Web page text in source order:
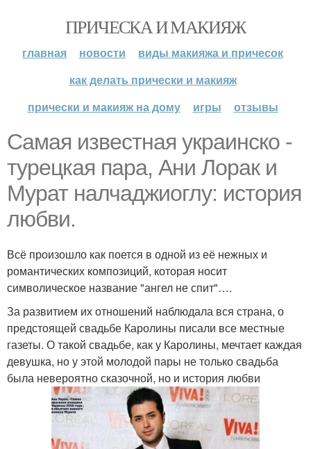
ПРИЧЕСКА И МАКИЯЖ
главная новости
виды макияжа и причесок
как делать прически и макияж
прически и макияж на дому
игры отзывы
Самая известная украинско -
турецкая пара, Ани Лорак и
Мурат налчаджиоглу: история
любви.
Всё произошло как поется в одной из её нежных и
романтических композиций, которая носит
символическое название "ангел не спит"….
За развитием их отношений наблюдала вся страна, о
предстоящей свадьбе Каролины писали все местные
газеты. О такой свадьбе, как у Каролины, мечтает каждая
девушка, но у этой молодой пары не только свадьба
была невероятно сказочной, но и история любви